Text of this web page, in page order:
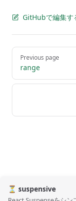
GitHubで編集す
Pager
Previous page
range
⏳ suspensive